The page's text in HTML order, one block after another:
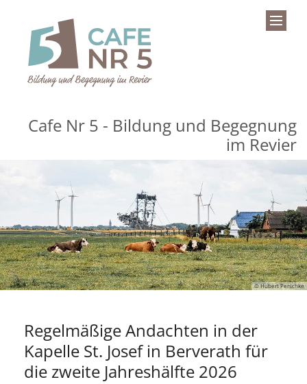
Cafe Nr 5 - Bildung und Begegnung
im Revier
© Hubert Perschke
Regelmäßige Andachten in der
Kapelle St. Josef in Berverath für
die zweite Jahreshälfte 2026